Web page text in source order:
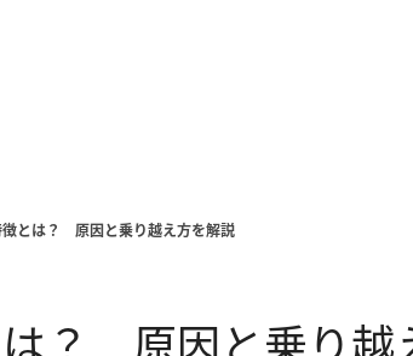
徴とは？ 原因と乗り越え方を解説